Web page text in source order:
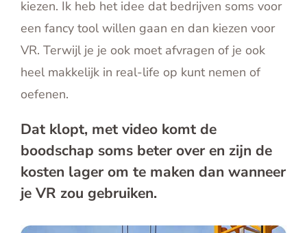
kiezen. Ik heb het idee dat bedrijven soms voor
een fancy tool willen gaan en dan kiezen voor
VR. Terwijl je je ook moet afvragen of je ook
heel makkelijk in real-life op kunt nemen of
oefenen.
Dat klopt, met video komt de
boodschap soms beter over en zijn de
kosten lager om te maken dan wanneer
je VR zou gebruiken.